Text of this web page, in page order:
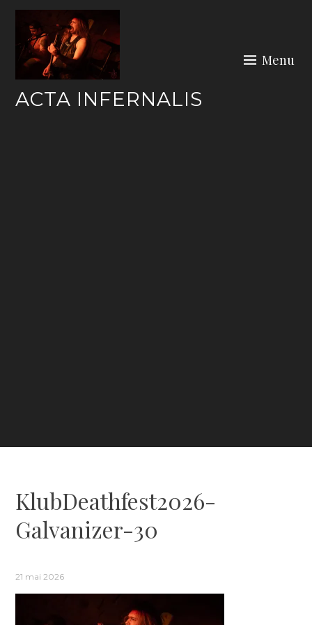
Skip
content
ACTA INFERNALIS
Menu
KlubDeathfest2026-
Galvanizer-30
21 mai 2026